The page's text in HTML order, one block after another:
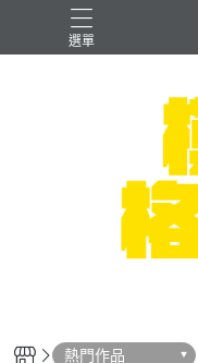
選單
熱門作品